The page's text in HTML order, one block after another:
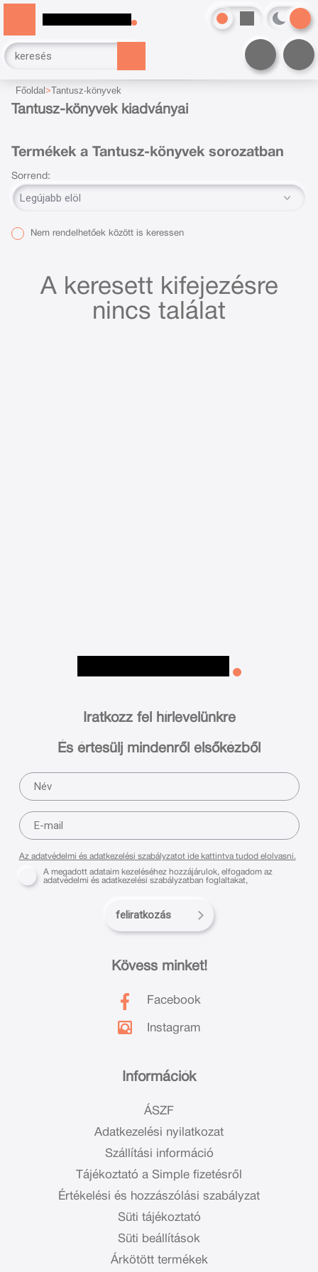
Főoldal Tantusz-könyvek
Tantusz-könyvek kiadványai
Termékek a Tantusz-könyvek sorozatban
Sorrend:
Nem rendelhetőek között is keressen
A keresett kifejezésre
nincs találat
Információk
ÁSZF
Adatkezelési nyilatkozat
Szállítási információ
Tájékoztató a Simple fizetésről
Értékelési és hozzászólási szabályzat
Süti tájékoztató
Süti beállítások
Árkötött termékek
Kövess minket!
Facebook
Instagram
Iratkozz fel hírlevelünkre
És értesülj mindenről elsőkézből
Az adatvédelmi és adatkezelési szabályzatot ide kattintva tudod elolvasni.
A megadott adataim kezeléséhez hozzájárulok, elfogadom az
adatvédelmi és adatkezelési szabályzatban foglaltakat,
feliratkozás